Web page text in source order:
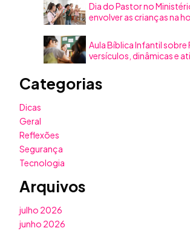
Dia do Pastor no
envolver as crianças na
Aula Bíblica Infantil sobre
versículos, dinâmicas e
Categorias
Dicas
Geral
Reflexões
Segurança
Tecnologia
Arquivos
julho 2026
junho 2026